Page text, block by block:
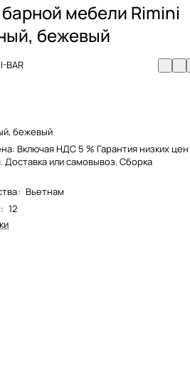
мебели Rimini
бежевый
BAR
бежевый
Включая НДС 5 % Гарантия низких цен
Доставка или самовывоз. Сборка
: Вьетнам
: 12